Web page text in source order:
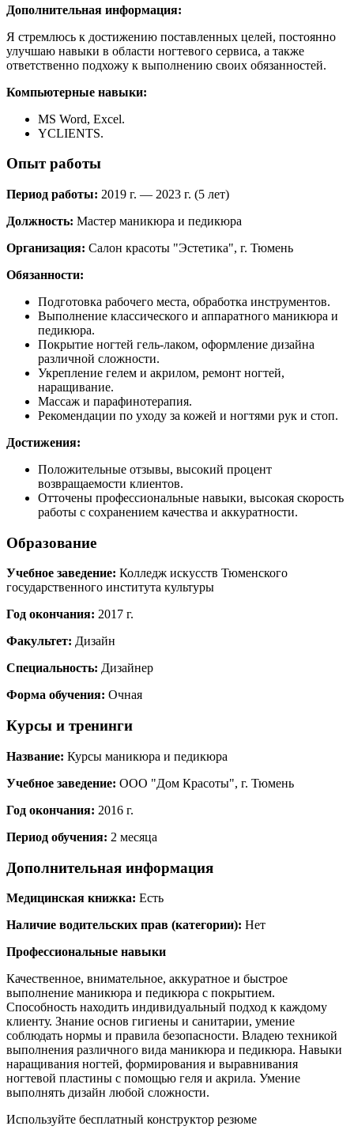
Дополнительная информация:
Я стремлюсь к достижению поставленных целей, постоянно
улучшаю навыки в области ногтевого сервиса, а также
ответственно подхожу к выполнению своих обязанностей.
Компьютерные навыки:
MS Word, Excel.
YCLIENTS.
Опыт работы
Период работы: 2019 г. — 2023 г. (5 лет)
Должность: Мастер маникюра и педикюра
Организация: Салон красоты "Эстетика", г. Тюмень
Обязанности:
Подготовка рабочего места, обработка инструментов.
Выполнение классического и аппаратного маникюра и
педикюра.
Покрытие ногтей гель-лаком, оформление дизайна
различной сложности.
Укрепление гелем и акрилом, ремонт ногтей,
наращивание.
Массаж и парафинотерапия.
Рекомендации по уходу за кожей и ногтями рук и стоп.
Достижения:
Положительные отзывы, высокий процент
возвращаемости клиентов.
Отточены профессиональные навыки, высокая скорость
работы с сохранением качества и аккуратности.
Образование
Учебное заведение: Колледж искусств Тюменского
государственного института культуры
Год окончания: 2017 г.
Факультет: Дизайн
Специальность: Дизайнер
Форма обучения: Очная
Курсы и тренинги
Название: Курсы маникюра и педикюра
Учебное заведение: ООО "Дом Красоты", г. Тюмень
Год окончания: 2016 г.
Период обучения: 2 месяца
Дополнительная информация
Медицинская книжка: Есть
Наличие водительских прав (категории): Нет
Профессиональные навыки
Качественное, внимательное, аккуратное и быстрое
выполнение маникюра и педикюра с покрытием.
Способность находить индивидуальный подход к каждому
клиенту. Знание основ гигиены и санитарии, умение
соблюдать нормы и правила безопасности. Владею техникой
выполнения различного вида маникюра и педикюра. Навыки
наращивания ногтей, формирования и выравнивания
ногтевой пластины с помощью геля и акрила. Умение
выполнять дизайн любой сложности.
Используйте бесплатный конструктор резюме